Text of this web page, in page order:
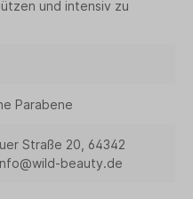
und intensiv zu
Parabene
Straße 20, 64342
beauty.de